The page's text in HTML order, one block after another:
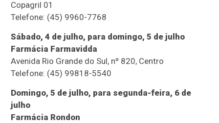
Copagril 01
Telefone: (45) 9960-7768
Sábado, 4 de julho, para domingo, 5 de julho
Farmácia Farmavidda
Avenida Rio Grande do Sul, nº 820, Centro
Telefone: (45) 99818-5540
Domingo, 5 de julho, para segunda-feira, 6 de
julho
Farmácia Rondon